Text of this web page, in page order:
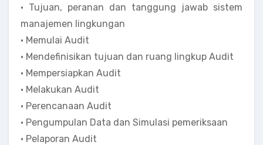
• Tujuan, peranan dan tanggung jawab sistem
manajemen lingkungan
• Memulai Audit
• Mendefinisikan tujuan dan ruang lingkup Audit
• Mempersiapkan Audit
• Melakukan Audit
• Perencanaan Audit
• Pengumpulan Data dan Simulasi pemeriksaan
• Pelaporan Audit